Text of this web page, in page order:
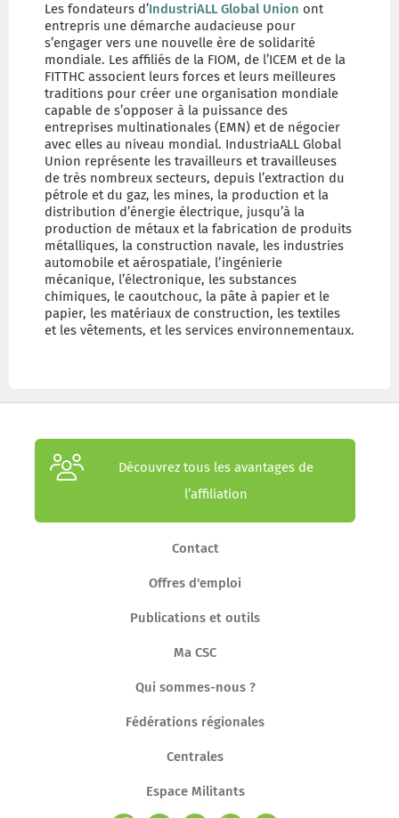
Les fondateurs d’IndustriALL Global Union ont
entrepris une démarche audacieuse pour
s’engager vers une nouvelle ère de solidarité
mondiale. Les affiliés de la FIOM, de l’ICEM et de la
FITTHC associent leurs forces et leurs meilleures
traditions pour créer une organisation mondiale
capable de s’opposer à la puissance des
entreprises multinationales (EMN) et de négocier
avec elles au niveau mondial. IndustriaALL Global
Union représente les travailleurs et travailleuses
de très nombreux secteurs, depuis l’extraction du
pétrole et du gaz, les mines, la production et la
distribution d’énergie électrique, jusqu’à la
production de métaux et la fabrication de produits
métalliques, la construction navale, les industries
automobile et aérospatiale, l’ingénierie
mécanique, l’électronique, les substances
chimiques, le caoutchouc, la pâte à papier et le
papier, les matériaux de construction, les textiles
et les vêtements, et les services environnementaux.
Découvrez tous les avantages de
l’affiliation
Contact
Offres d'emploi
Publications et outils
Ma CSC
Qui sommes-nous ?
Fédérations régionales
Centrales
Espace Militants